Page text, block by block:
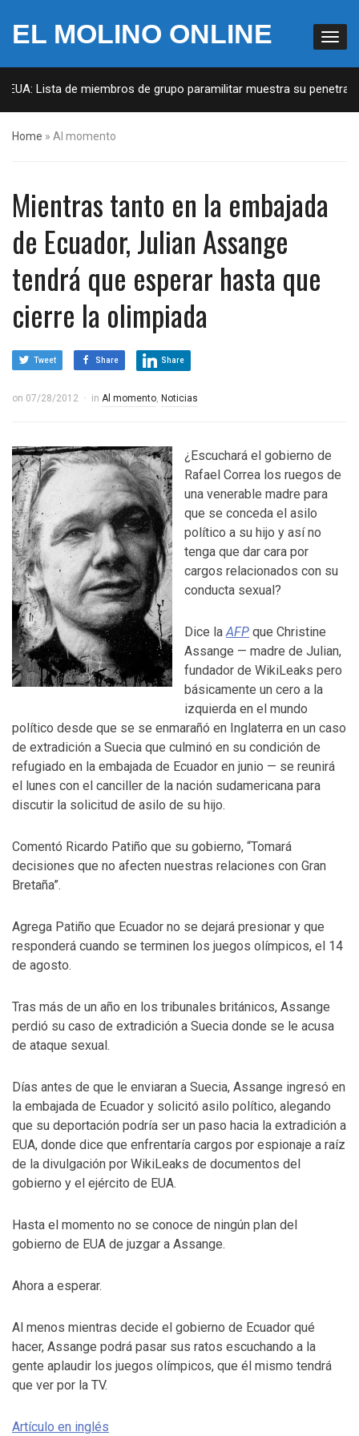
EL MOLINO ONLINE
Lista de miembros de grupo paramilitar muestra su
Home » Al momento
Mientras tanto en la embajada
de Ecuador, Julian Assange
tendrá que esperar hasta que
cierre la olimpiada
Tweet Share Share
on 07/28/2012 in Al momento, Noticias
¿Escuchará el gobierno de
Rafael Correa los ruegos de
una venerable madre para
que se conceda el asilo
político a su hijo y así no
tenga que dar cara por
cargos relacionados con su
conducta sexual?
Dice la AFP que Christine
Assange — madre de Julian,
fundador de WikiLeaks pero
básicamente un cero a la
izquierda en el mundo
político desde que se se enmarañó en Inglaterra en un caso
de extradición a Suecia que culminó en su condición de
refugiado en la embajada de Ecuador en junio — se reunirá
el lunes con el canciller de la nación sudamericana para
discutir la solicitud de asilo de su hijo.
Comentó Ricardo Patiño que su gobierno, “Tomará
decisiones que no afecten nuestras relaciones con Gran
Bretaña”.
Agrega Patiño que Ecuador no se dejará presionar y que
responderá cuando se terminen los juegos olímpicos, el 14
de agosto.
Tras más de un año en los tribunales británicos, Assange
perdió su caso de extradición a Suecia donde se le acusa
de ataque sexual.
Días antes de que le enviaran a Suecia, Assange ingresó en
la embajada de Ecuador y solicitó asilo político, alegando
que su deportación podría ser un paso hacia la extradición a
EUA, donde dice que enfrentaría cargos por espionaje a raíz
de la divulgación por WikiLeaks de documentos del
gobierno y el ejército de EUA.
Hasta el momento no se conoce de ningún plan del
gobierno de EUA de juzgar a Assange.
Ahora a esperar.
Al menos mientras decide el gobierno de Ecuador qué
hacer, Assange podrá pasar sus ratos escuchando a la
gente aplaudir los juegos olímpicos, que él mismo tendrá
que ver por la TV.
Artículo en inglés